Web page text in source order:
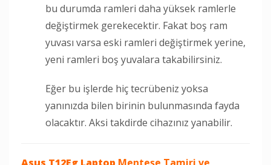
bu durumda ramleri daha yüksek ramlerle
değiştirmek gerekecektir. Fakat boş ram
yuvası varsa eski ramleri değiştirmek yerine,
yeni ramleri boş yuvalara takabilirsiniz.
Eğer bu işlerde hiç tecrübeniz yoksa
yanınızda bilen birinin bulunmasında fayda
olacaktır. Aksi takdirde cihazınız yanabilir.
Asus T12Eg Laptop Menteşe Tamiri ve